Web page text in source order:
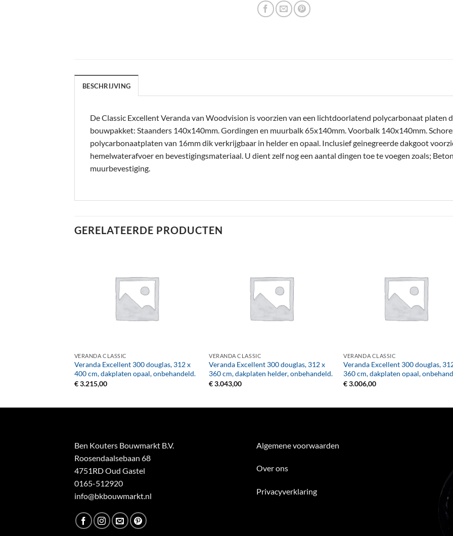
BESCHRIJVING
De Classic Excellent Veranda van Woodvision is voorzien van een lichtdoorlatend polycarbonaat platen
bouwpakket: Staanders 140x140mm. Gordingen en muurbalk 65x140mm. Voorbalk 140x140mm.
polycarbonaatplaten van 16mm dik verkrijgbaar in helder en opaal. Inclusief geinegreerde dakgoot
hemelwaterafvoer en bevestigingsmateriaal. U dient zelf nog een aantal dingen toe te voegen zoals;
muurbevestiging.
GERELATEERDE PRODUCTEN
VERANDA CLASSIC
Veranda Excellent 300 douglas, 312 x
400 cm, dakplaten opaal, onbehandeld.
€3.215,00
VERANDA CLASSIC
Veranda Excellent 300 douglas, 312 x
360 cm, dakplaten helder, onbehandeld.
€3.043,00
VERANDA CLASSIC
Veranda Excellent 300 douglas,
360 cm, dakplaten opaal,
€3.006,00
Ben Kouters Bouwmarkt B.V.
Roosendaalsebaan 68
4751RD Oud Gastel
0165-512920
info@bkbouwmarkt.nl
Algemene voorwaarden
Over ons
Privacyverklaring